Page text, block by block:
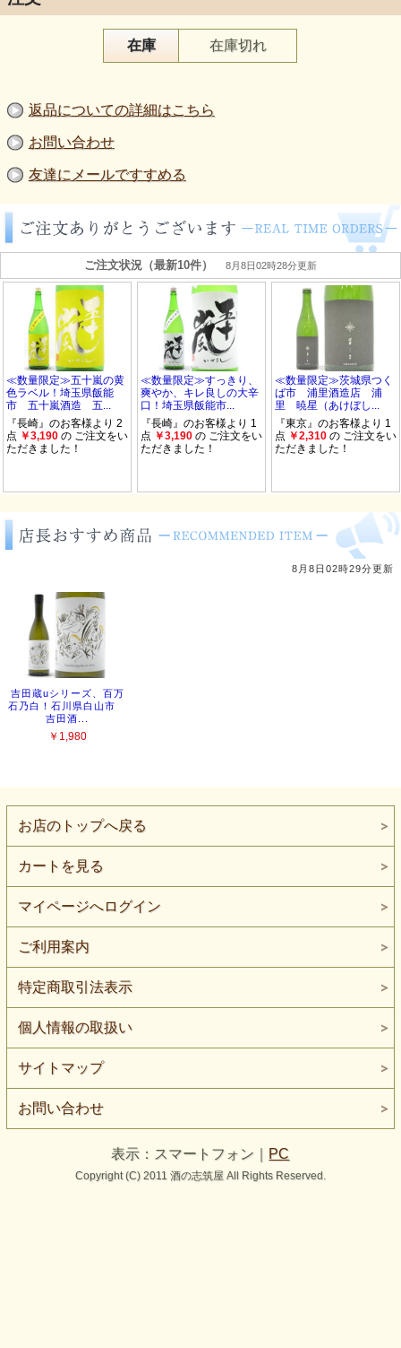
在庫 在庫切れ
返品についての詳細はこちら
お問い合わせ
友達にメールですすめる
お店のトップへ戻る
カートを見る
マイページへログイン
ご利用案内
特定商取引法表示
個人情報の取扱い
サイトマップ
お問い合わせ
表示：スマートフォン｜ PC
Copyright (C) 2011 酒の志筑屋 All Rights Reserved.